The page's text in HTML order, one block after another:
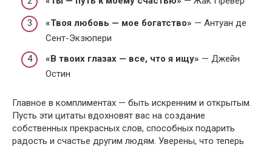
«Твоя любовь — мое богатство» — Антуан де
Сент-Экзюпери
«В твоих глазах — все, что я ищу» — Джейн
Остин
Главное в комплиментах — быть искренним и открытым.
Пусть эти цитаты вдохновят вас на создание
собственных прекрасных слов, способных подарить
радость и счастье другим людям. Уверены, что теперь